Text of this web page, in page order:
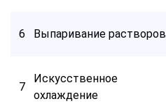
6 Выпаривание растворов
7
Искусственное
охлаждение